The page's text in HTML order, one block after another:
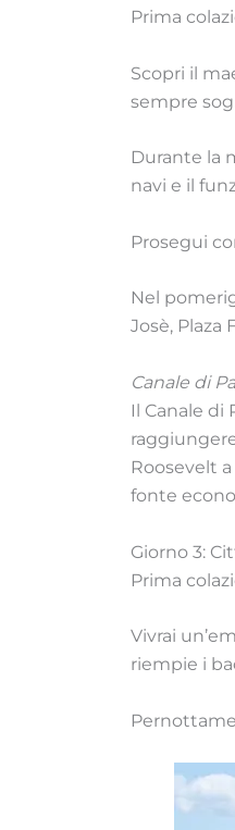
Prima
Scopri il
sempre
Durante la
navi e il
Prosegui
Nel
Josè, Plaza
Canale di
Il Canale di
Roosevelt
fonte
Giorno 3:
Prima
Vivrai
riempie i